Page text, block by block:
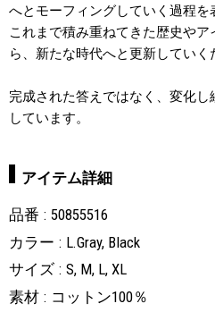
へとモーフィングしていく過程を
これまで積み重ねてきた歴史や
ら、新たな時代へと更新していく
完成された答えではなく、変化し
しています。
アイテム詳細
品番
50855516
カラー
L.Gray, Black
サイズ
S, M, L, XL
素材
コットン100％